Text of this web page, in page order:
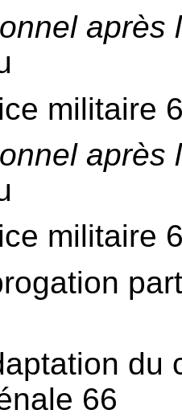
après
militaire
après
militaire
du
66